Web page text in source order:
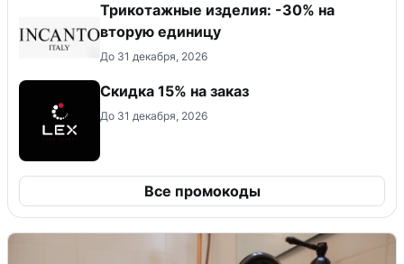
Трикотажные изделия: -30% на
вторую единицу
До 31 декабря, 2026
Скидка 15% на заказ
До 31 декабря, 2026
Все промокоды